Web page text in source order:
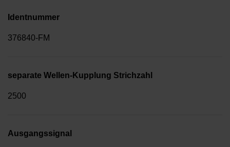
Identnummer
376840-FM
separate Wellen-Kupplung Strichzahl
2500
Ausgangssignal